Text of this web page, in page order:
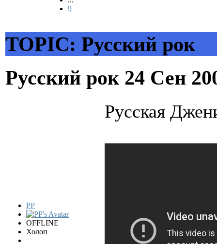
9
TOPIC: Русский рок
Русский рок 24 Сен
PP
OFFLINE
Холоп
Русская